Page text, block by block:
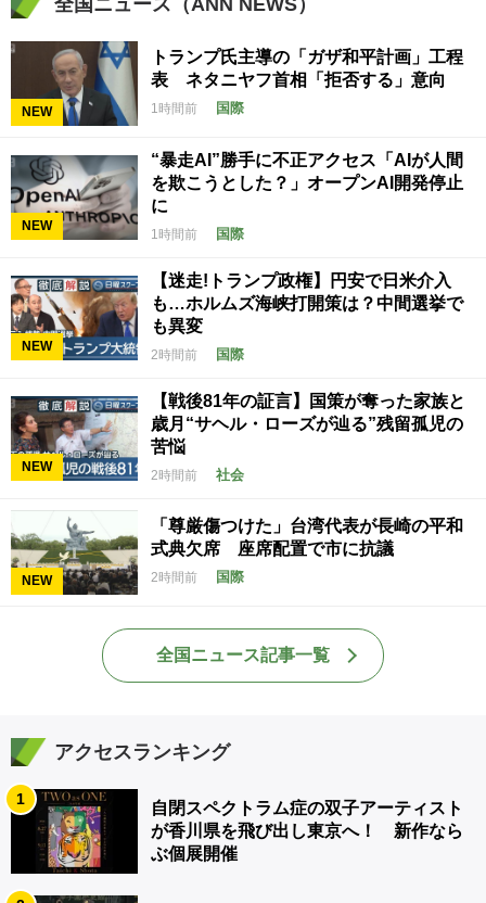
NEW
トランプ氏主導の「ガザ和平計画」工程
表 ネタニヤフ首相「拒否する」意向
1時間前 国際
NEW
“暴走AI”勝手に不正アクセス「AIが人間
を欺こうとした？」オープンAI開発停止
に
1時間前 国際
NEW
【迷走!トランプ政権】円安で日米介入
も…ホルムズ海峡打開策は？中間選挙で
も異変
2時間前 国際
NEW
【戦後81年の証言】国策が奪った家族と
歳月“サヘル・ローズが辿る”残留孤児の
苦悩
2時間前 社会
NEW
「尊厳傷つけた」台湾代表が長崎の平和
式典欠席 座席配置で市に抗議
2時間前 国際
全国ニュース記事一覧
アクセスランキング
1
自閉スペクトラム症の双子アーティスト
が香川県を飛び出し東京へ！ 新作なら
ぶ個展開催